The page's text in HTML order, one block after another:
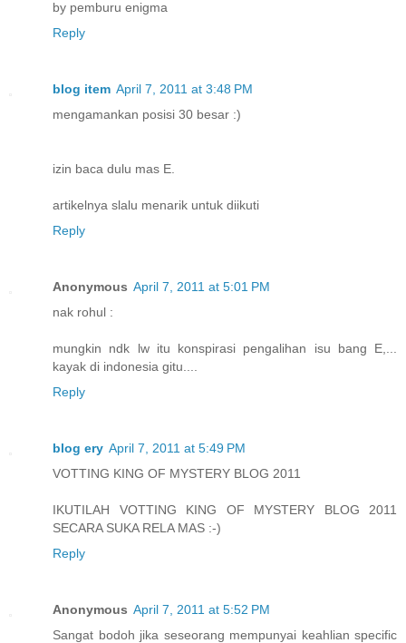
by pemburu enigma
Reply
blog item April 7, 2011 at 3:48 PM
mengamankan posisi 30 besar :)
izin baca dulu mas E.
artikelnya slalu menarik untuk diikuti
Reply
Anonymous April 7, 2011 at 5:01 PM
nak rohul :
mungkin ndk lw itu konspirasi pengalihan isu bang E,...
kayak di indonesia gitu....
Reply
blog ery April 7, 2011 at 5:49 PM
VOTTING KING OF MYSTERY BLOG 2011
IKUTILAH VOTTING KING OF MYSTERY BLOG 2011
SECARA SUKA RELA MAS :-)
Reply
Anonymous April 7, 2011 at 5:52 PM
Sangat bodoh jika seseorang mempunyai keahlian specific